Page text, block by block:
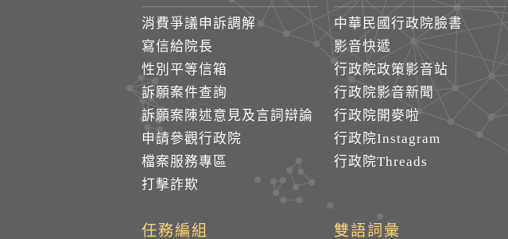
消費爭議申訴調解
寫信給院長
性別平等信箱
訴願案件查詢
訴願案陳述意見及言詞辯論
申請參觀行政院
檔案服務專區
打擊詐欺
中華民國行政院臉書
影音快遞
行政院政策影音站
行政院影音新聞
行政院開麥啦
行政院Instagram
行政院Threads
任務編組 雙語詞彙